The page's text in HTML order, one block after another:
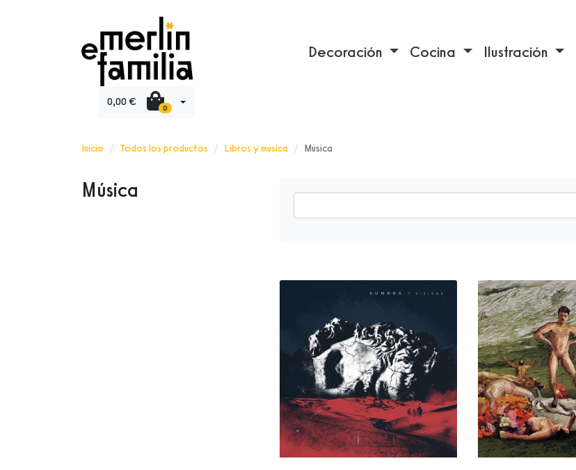
Decoración Cocina Ilustración
0,00 € 0
Inicio Todos los productos Libros y música Música
Música